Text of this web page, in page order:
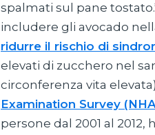
spalmati sul pane
includere gli avocado
ridurre il rischio di
elevati di zucchero nel
circonferenza vita
Examination Survey
persone dal 2001 al